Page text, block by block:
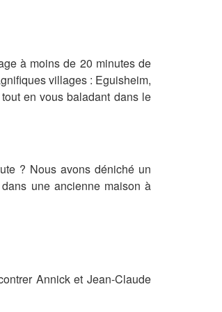
à moins de 20 minutes de
villages : Eguisheim,
en vous baladant dans le
? Nous avons déniché un
une ancienne maison à
Annick et Jean-Claude